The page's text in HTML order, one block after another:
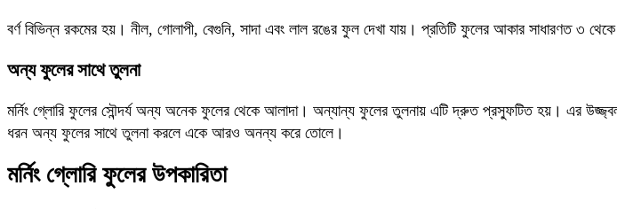
বর্ণ বিভিন্ন রকমের হয়। নীল, গোলাপী, বেগুনি, সাদা এবং লাল রঙের ফুল দেখা যায়। প্রতিটি ফুলের আকার সাধারণত ৩
অন্য ফুলের সাথে তুলনা
মর্নিং গ্লোরি ফুলের সৌন্দর্য অন্য অনেক ফুলের থেকে আলাদা। অন্যান্য ফুলের তুলনায় এটি দ্রুত প্রস্ফুটিত হয়। এর
ধরন অন্য ফুলের সাথে তুলনা করলে একে আরও অনন্য করে তোলে।
মর্নিং গ্লোরি ফুলের উপকারিতা